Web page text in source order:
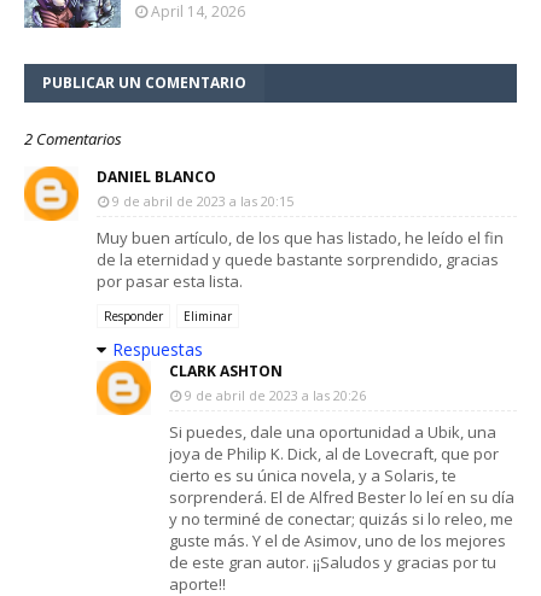
April 14, 2026
PUBLICAR UN COMENTARIO
2 Comentarios
DANIEL BLANCO
9 de abril de 2023 a las 20:15
Muy buen artículo, de los que has listado, he leído el fin
de la eternidad y quede bastante sorprendido, gracias
por pasar esta lista.
Responder Eliminar
Respuestas
CLARK ASHTON
9 de abril de 2023 a las 20:26
Si puedes, dale una oportunidad a Ubik, una
joya de Philip K. Dick, al de Lovecraft, que por
cierto es su única novela, y a Solaris, te
sorprenderá. El de Alfred Bester lo leí en su día
y no terminé de conectar; quizás si lo releo, me
guste más. Y el de Asimov, uno de los mejores
de este gran autor. ¡¡Saludos y gracias por tu
aporte!!